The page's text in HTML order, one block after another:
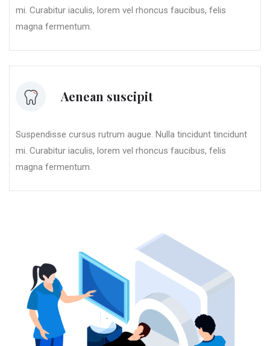
mi. Curabitur iaculis, lorem vel rhoncus faucibus, felis
magna fermentum.
Aenean suscipit
Suspendisse cursus rutrum augue. Nulla tincidunt tincidunt
mi. Curabitur iaculis, lorem vel rhoncus faucibus, felis
magna fermentum.